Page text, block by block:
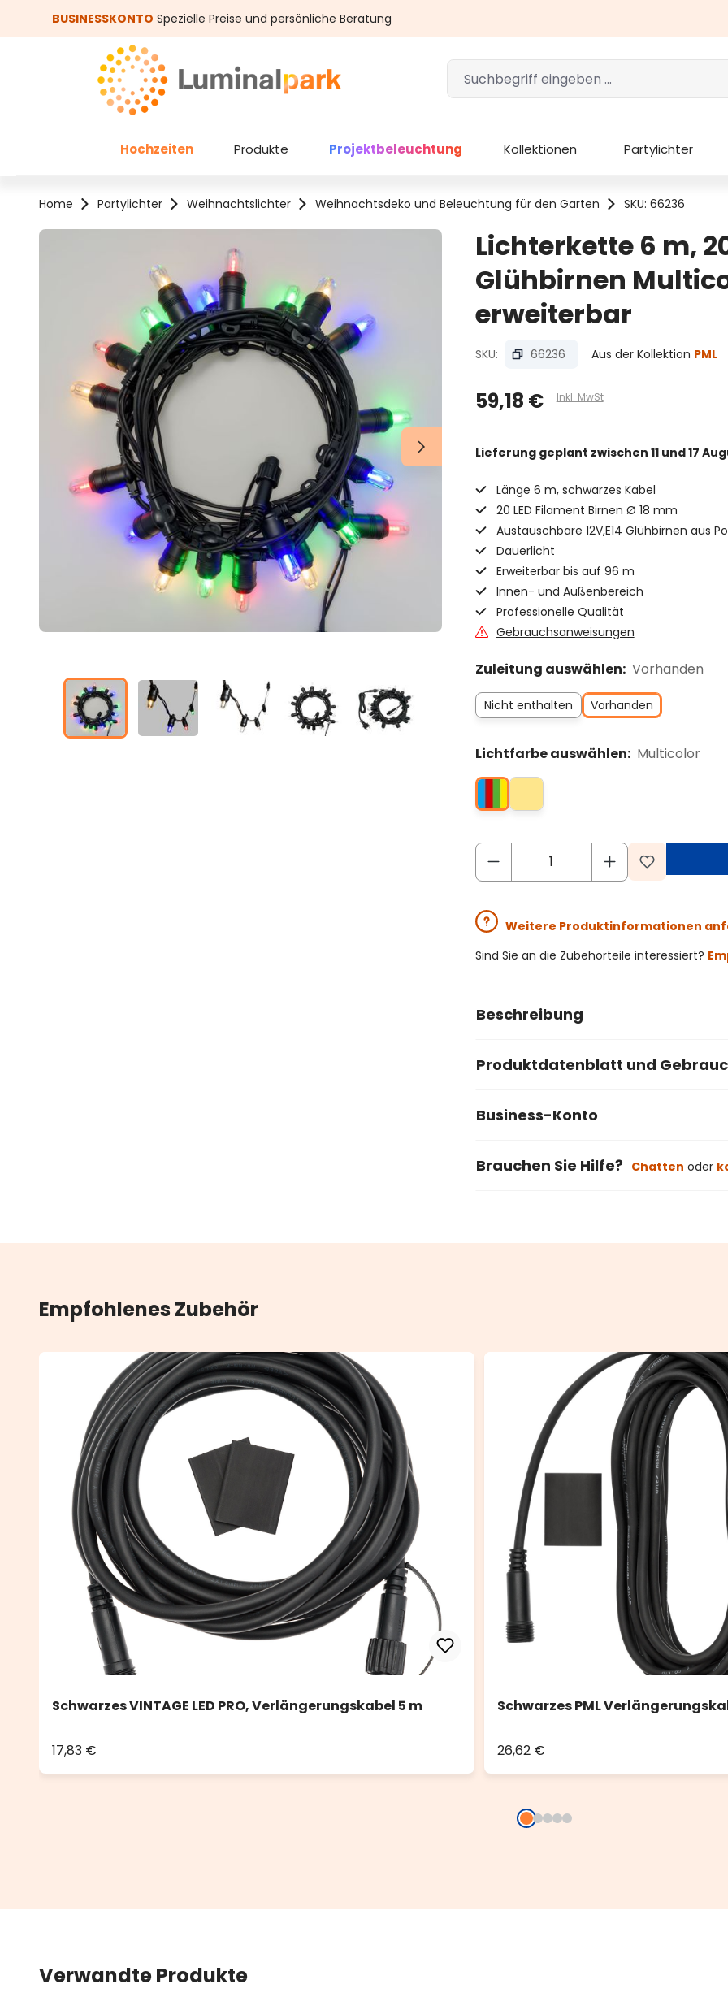
Hauptinhalt springen
Zur Suche springen
BUSINESSKONTO Spezielle Preise und persönliche Beratung
Hochzeiten Produkte Projektbeleuchtung Kollektionen Partylichter
Home Partylichter Weihnachtslichter Weihnachtsdeko und Beleuchtung für den Garten SKU: 66236
Bildergalerie überspringen
Lichterkette 6 m,
Glühbirnen
erweiterbar
SKU: 66236 Aus der Kollektion PML
59,18 € Inkl. MwSt
Lieferung geplant zwischen 11 und 17
Länge 6 m, schwarzes Kabel
20 LED Filament Birnen Ø 18 mm
Austauschbare 12V,E14 Glühbirnen aus
Dauerlicht
Erweiterbar bis auf 96 m
Innen- und Außenbereich
Professionelle Qualität
Gebrauchsanweisungen
Zuleitung auswählen: Vorhanden
Nicht enthalten Vorhanden
Lichtfarbe auswählen: Multicolor
Weitere Produktinformationen
Sind Sie an die Zubehörteile interessiert?
Beschreibung
Produktdatenblatt und
Business-Konto
Brauchen Sie Hilfe? Chatten oder
Empfohlenes Zubehör
Schwarzes VINTAGE LED PRO, Verlängerungskabel 5 m
17,83 €
Schwarzes PML
26,62 €
Verwandte Produkte